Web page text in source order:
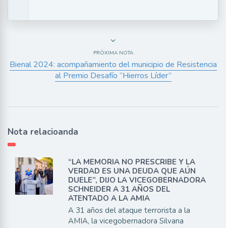
PRÓXIMA NOTA
Bienal 2024: acompañamiento del municipio de Resistencia
al Premio Desafío “Hierros Líder”
Nota relacioanda
“LA MEMORIA NO PRESCRIBE Y LA
VERDAD ES UNA DEUDA QUE AÚN
DUELE”, DIJO LA VICEGOBERNADORA
SCHNEIDER A 31 AÑOS DEL
ATENTADO A LA AMIA
A 31 años del ataque terrorista a la
AMIA, la vicegobernadora Silvana